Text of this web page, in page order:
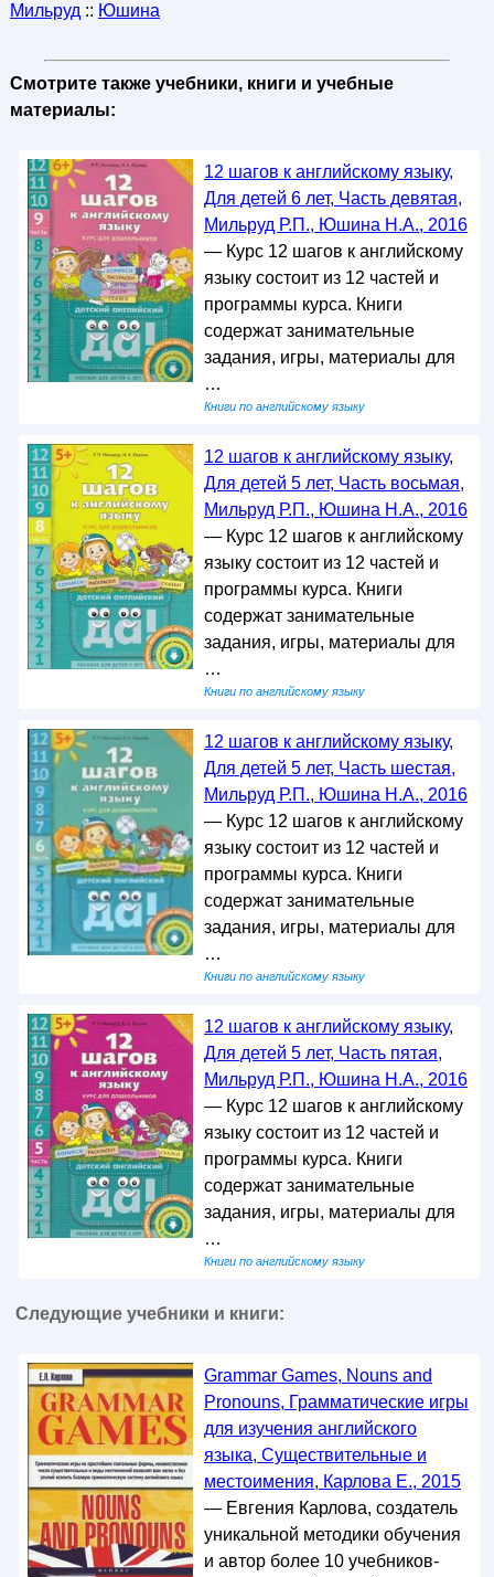
Мильруд :: Юшина
Смотрите также учебники, книги и учебные
материалы:
12 шагов к английскому языку,
Для детей 6 лет, Часть девятая,
Мильруд Р.П., Юшина Н.А., 2016
— Курс 12 шагов к английскому
языку состоит из 12 частей и
программы курса. Книги
содержат занимательные
задания, игры, материалы для
…
Книги по английскому языку
12 шагов к английскому языку,
Для детей 5 лет, Часть восьмая,
Мильруд Р.П., Юшина Н.А., 2016
— Курс 12 шагов к английскому
языку состоит из 12 частей и
программы курса. Книги
содержат занимательные
задания, игры, материалы для
…
Книги по английскому языку
12 шагов к английскому языку,
Для детей 5 лет, Часть шестая,
Мильруд Р.П., Юшина Н.А., 2016
— Курс 12 шагов к английскому
языку состоит из 12 частей и
программы курса. Книги
содержат занимательные
задания, игры, материалы для
…
Книги по английскому языку
12 шагов к английскому языку,
Для детей 5 лет, Часть пятая,
Мильруд Р.П., Юшина Н.А., 2016
— Курс 12 шагов к английскому
языку состоит из 12 частей и
программы курса. Книги
содержат занимательные
задания, игры, материалы для
…
Книги по английскому языку
Следующие учебники и книги:
Grammar Games, Nouns and
Pronouns, Грамматические игры
для изучения английского
языка, Существительные и
местоимения, Карлова Е., 2015
— Евгения Карлова, создатель
уникальной методики обучения
и автор более 10 учебников-